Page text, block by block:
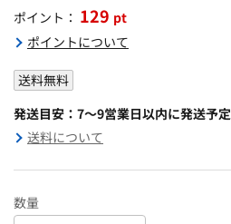
ポイント： 129 pt
ポイントについて
送料無料
発送目安：7～9営業日以内に発送予定
送料について
数量